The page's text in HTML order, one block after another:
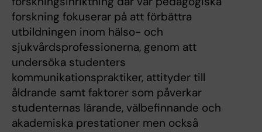
forskning fokuserar på att förbättra
utbildningen inom hälso- och
sjukvårdsprofessionerna, genom att
undersöka studenters
kommunikationspraktiker, attityder till
åldrande samt faktorer som påverkar
studenternas lärande, välbefinnande och
akademiska prestationer men också